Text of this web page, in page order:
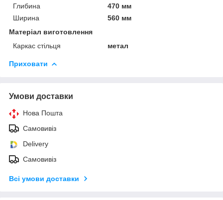
Глибина
470 мм
Ширина
560 мм
Матеріал виготовлення
Каркас стільця
метал
Приховати
Умови доставки
Нова Пошта
Самовивіз
Delivery
Самовивіз
Всі умови доставки